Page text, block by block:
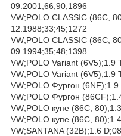
09.2001;66;90;1896
VW;POLO CLASSIC (86C,
12.1988;33;45;1272
VW;POLO CLASSIC (86C,
09.1994;35;48;1398
VW;POLO Variant (6V5);1.9
VW;POLO Variant (6V5);1.9
VW;POLO Фургон
VW;POLO Фургон
VW;POLO купе (86C,
VW;POLO купе (86C,
VW;SANTANA (32B);1.6